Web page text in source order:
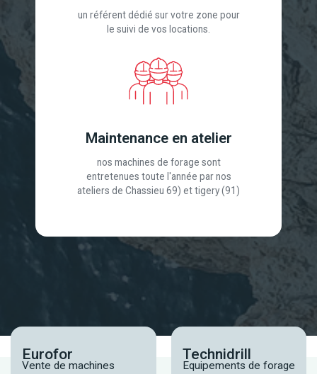
un référent dédié sur votre zone pour
le suivi de vos locations.
Maintenance en atelier
nos machines de forage sont
entretenues toute l'année par nos
ateliers de Chassieu 69) et tigery (91)
Eurofor
Vente de machines
Technidrill
Equipements de forage